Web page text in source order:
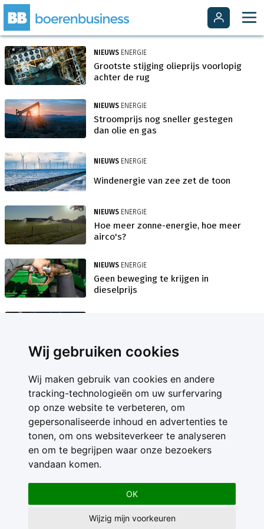
Wij gebruiken cookies
Wij maken gebruik van cookies en andere
tracking-technologieën om uw surfervaring
op onze website te verbeteren, om
gepersonaliseerde inhoud en advertenties te
tonen, om ons websiteverkeer te analyseren
en om te begrijpen waar onze bezoekers
vandaan komen.
OK
Wijzig mijn voorkeuren
NIEUWS ENERGIE
Grootste stijging olieprijs voorlopig
achter de rug
NIEUWS ENERGIE
Stroomprijs nog sneller gestegen
dan olie en gas
NIEUWS ENERGIE
Windenergie van zee zet de toon
NIEUWS ENERGIE
Hoe meer zonne-energie, hoe meer
airco's?
NIEUWS ENERGIE
Geen beweging te krijgen in
dieselprijs
Contact
Feedback
Nieuwsbrief
Adverteren
Gebruikersvoorwaarden
Privacy Statement